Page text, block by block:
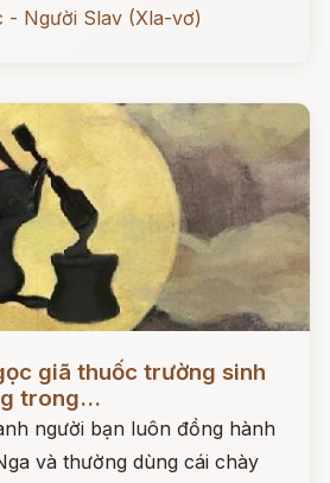
- Người Slav (Xla-vơ)
giã thuốc trường sinh
trong...
người bạn luôn đồng hành
và thường dùng cái chày